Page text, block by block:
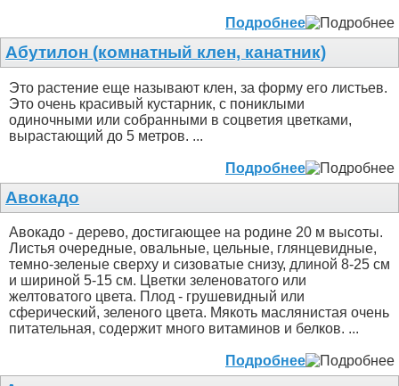
Подробнее
Абутилон (комнатный клен, канатник)
Это растение еще называют клен, за форму его листьев.
Это очень красивый кустарник, с пониклыми
одиночными или собранными в соцветия цветками,
вырастающий до 5 метров. ...
Подробнее
Авокадо
Авокадо - дерево, достигающее на родине 20 м высоты.
Листья очередные, овальные, цельные, глянцевидные,
темно-зеленые сверху и сизоватые снизу, длиной 8-25 см
и шириной 5-15 см. Цветки зеленоватого или
желтоватого цвета. Плод - грушевидный или
сферический, зеленого цвета. Мякоть маслянистая очень
питательная, содержит много витаминов и белков. ...
Подробнее